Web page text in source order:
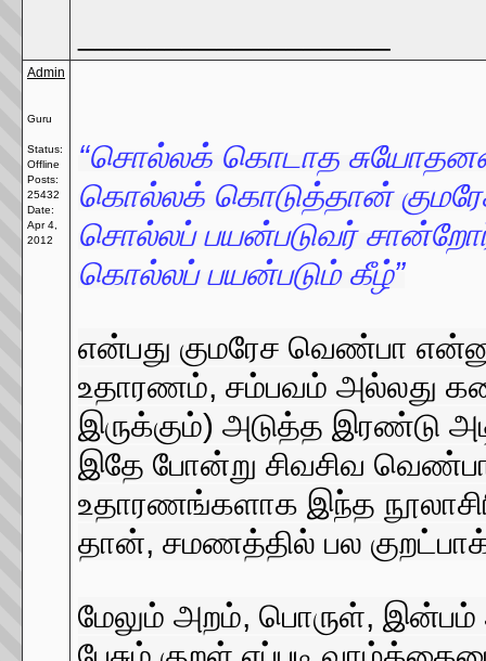
Admin
Guru
Status:
Offline
Posts:
25432
Date:
Apr 4,
2012
“சொல்லக் கொடாத
கொல்லக் கொடுத்தான்
சொல்லப் பயன்படுவர் சான்றோர்
கொல்லப் பயன்படும் கீழ்”
என்பது குமரேச வெண்பா
உதாரணம், சம்பவம் அல்லது
இருக்கும்) அடுத்த இரண்டு
இதே போன்று சிவசிவ வெண்பா
உதாரணங்களாக இந்த
தான், சமணத்தில் பல
மேலும் அறம், பொருள், இன்பம்